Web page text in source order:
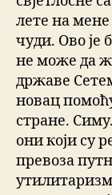
лете на
чуди. Ово је
не може да
државе
новац
стране.
они који су
превоза